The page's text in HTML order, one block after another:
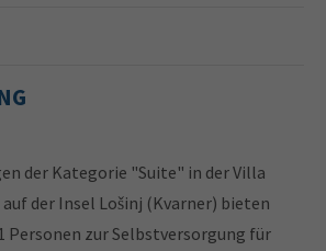
der Kategorie "Suite" in der Villa
auf der Insel Lošinj (Kvarner) bieten
Personen zur Selbstversorgung für